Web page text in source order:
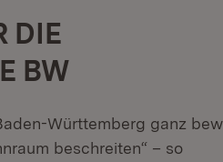
DIE
BW
Württemberg ganz
beschreiten“ – so